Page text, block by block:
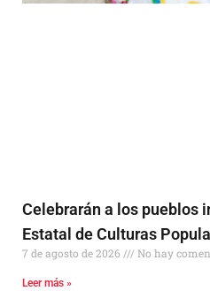
Celebrarán a los pueblos
Estatal de Culturas
7 de agosto de 2026 No hay
Leer más »